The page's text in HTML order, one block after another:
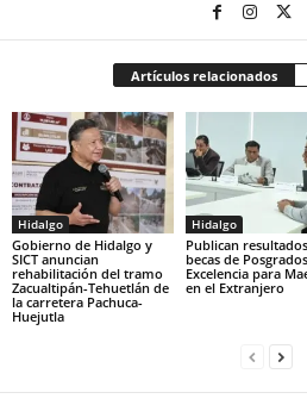
Artículos relacionados
Hidalgo
Gobierno de Hidalgo y
SICT anuncian
rehabilitación del tramo
Zacualtipán-Tehuetlán de
la carretera Pachuca-
Huejutla
Hidalgo
Publican
becas de
Excelencia para
en el Extranjero